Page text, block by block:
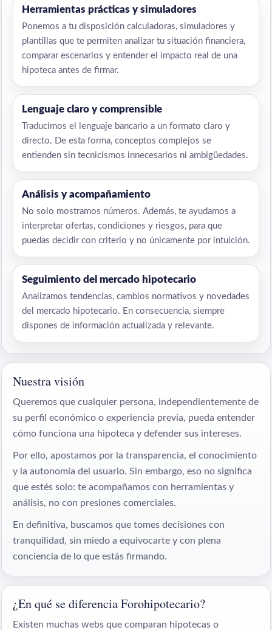
Herramientas prácticas y simuladores
Ponemos a tu disposición calculadoras, simuladores y
plantillas que te permiten analizar tu situación financiera,
comparar escenarios y entender el impacto real de una
hipoteca antes de firmar.
Lenguaje claro y comprensible
Traducimos el lenguaje bancario a un formato claro y
directo. De esta forma, conceptos complejos se
entienden sin tecnicismos innecesarios ni ambigüedades.
Análisis y acompañamiento
No solo mostramos números. Además, te ayudamos a
interpretar ofertas, condiciones y riesgos, para que
puedas decidir con criterio y no únicamente por intuición.
Seguimiento del mercado hipotecario
Analizamos tendencias, cambios normativos y novedades
del mercado hipotecario. En consecuencia, siempre
dispones de información actualizada y relevante.
Nuestra visión
Queremos que cualquier persona, independientemente de
su perfil económico o experiencia previa, pueda entender
cómo funciona una hipoteca y defender sus intereses.
Por ello, apostamos por la transparencia, el conocimiento
y la autonomía del usuario. Sin embargo, eso no significa
que estés solo: te acompañamos con herramientas y
análisis, no con presiones comerciales.
En definitiva, buscamos que tomes decisiones con
tranquilidad, sin miedo a equivocarte y con plena
conciencia de lo que estás firmando.
¿En qué se diferencia Forohipotecario?
Existen muchas webs que comparan hipotecas o